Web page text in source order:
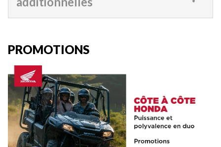
PROMOTIONS